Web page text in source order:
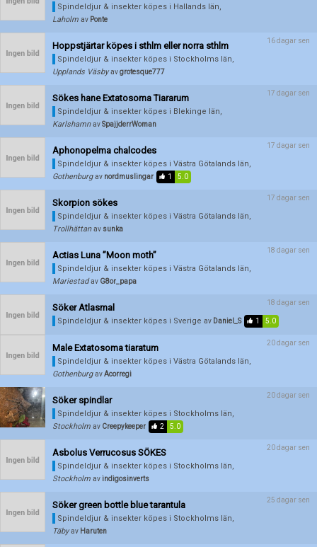
Förnya annons
Kan förnyas om
Inaktivera annons
Redigera annons
Spindeldjur & insekter köpes i Hallands län,
Laholm av Ponte
Hoppstjärtar köpes i sthlm eller norra sthlm
Spindeldjur & insekter köpes i Stockholms län,
Upplands Väsby avgrotesque777
16 dagar sen
Sökes hane Extatosoma Tiararum
Spindeldjur & insekter köpes i Blekinge län,
Karlshamn avSpajjderrWoman
17 dagar sen
Aphonopelma chalcodes
Spindeldjur & insekter köpes i Västra Götalands län,
Gothenburg av nordmuslingar 1 5.0
17 dagar sen
Skorpion sökes
Spindeldjur & insekter köpes i Västra Götalands län,
Trollhättan av sunka
17 dagar sen
Actias Luna ”Moon moth”
Spindeldjur & insekter köpes i Västra Götalands län,
Mariestad av G8or_papa
18 dagar sen
Söker Atlasmal
Spindeldjur & insekter köpes i Sverige av Daniel_S 1 5.0
18 dagar sen
Male Extatosoma tiaratum
Spindeldjur & insekter köpes i Västra Götalands län,
Gothenburg avAcorregi
20 dagar sen
Söker spindlar
Spindeldjur & insekter köpes i Stockholms län,
Stockholm av Creepykeeper 2 5.0
20 dagar sen
Asbolus Verrucosus SÖKES
Spindeldjur & insekter köpes i Stockholms län,
Stockholm avindigosinverts
20 dagar sen
Söker green bottle blue tarantula
Spindeldjur & insekter köpes i Stockholms län,
Täby av Haruten
25 dagar sen